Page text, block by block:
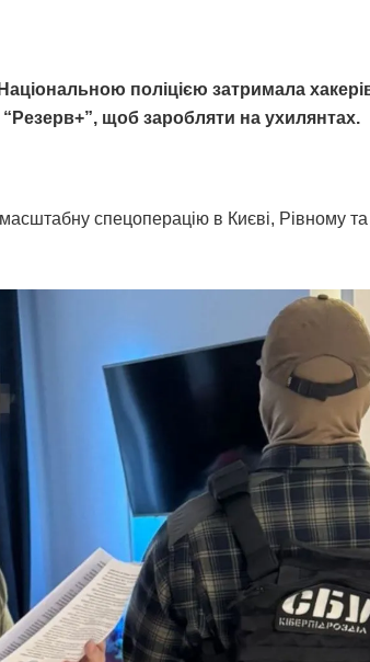
поліцією затримала
щоб заробляти на ухилянтах.
спецоперацію в Києві, Рівному